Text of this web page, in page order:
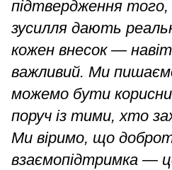
підтвердження того,
зусилля дають
кожен внесок —
важливий. Ми
можемо бути
поруч із тими, хто
Ми віримо, що
взаємопідтримка —